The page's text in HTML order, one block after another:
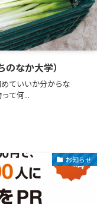
なか大学）
ていいか分からな
て何...
お知らせ